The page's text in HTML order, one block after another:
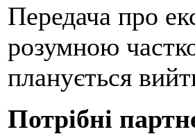
Передача про
розумною
планується
Потрібні